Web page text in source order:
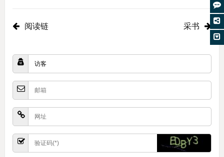
阅读链 采书